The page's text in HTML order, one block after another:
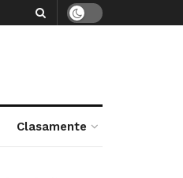
Clasamente